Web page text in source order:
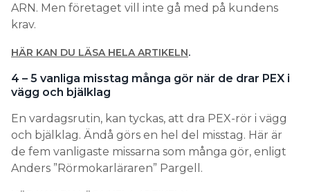
ARN. Men företaget vill inte gå med på kundens
krav.
HÄR KAN DU LÄSA HELA ARTIKELN.
4 – 5 vanliga misstag många gör när de drar PEX i
vägg och bjälklag
En vardagsrutin, kan tyckas, att dra PEX-rör i vägg
och bjälklag. Ändå görs en hel del misstag. Här är
de fem vanligaste missarna som många gör, enligt
Anders ”Rörmokarläraren” Pargell.